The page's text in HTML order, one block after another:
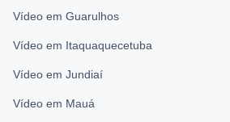
Vídeo em Guarulhos
Vídeo em Itaquaquecetuba
Vídeo em Jundiaí
Vídeo em Mauá